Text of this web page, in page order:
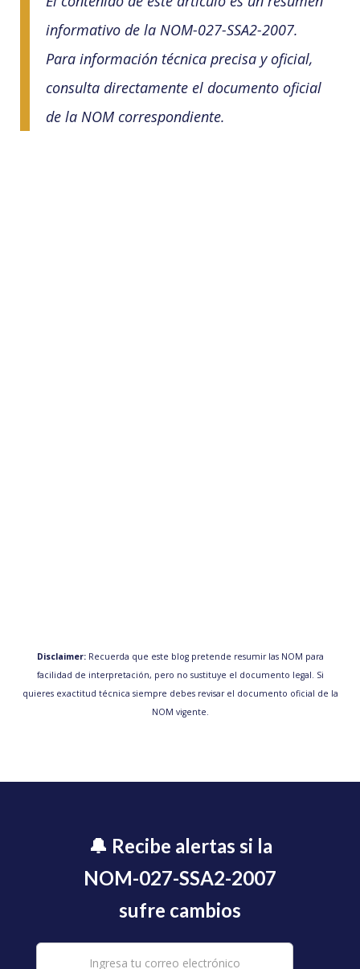
informativo de la NOM-027-SSA2-2007.
Para información técnica precisa y oficial,
consulta directamente el documento oficial
de la NOM correspondiente.
Disclaimer: Recuerda que este blog pretende resumir las NOM para
facilidad de interpretación, pero no sustituye el documento legal. Si
quieres exactitud técnica siempre debes revisar el documento oficial de la
NOM vigente.
🔔 Recibe alertas si la
NOM-027-SSA2-2007
sufre cambios